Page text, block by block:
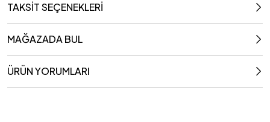
TAKSİT SEÇENEKLERİ
MAĞAZADA BUL
ÜRÜN YORUMLARI